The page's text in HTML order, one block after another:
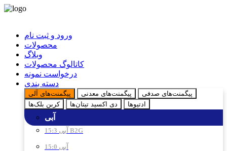
ورود و ثبت نام
محصولات
وبلاگ
کاتالوگ محصولات
درخواست نمونه
دسته بندی
پیگمنت‌های آلی پیگمنت‌های معدنی
پیگمنت‌های صدفی
کربن بلک‌ها
دی اکسید تیتان‌ها ادتیو‌ها
آبی
آبی 15:3 B2G
آبی 15:0